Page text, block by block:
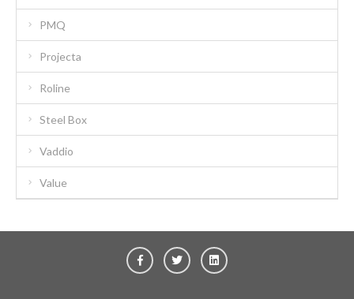
PMQ
Projecta
Roline
Steel Box
Vaddio
Value